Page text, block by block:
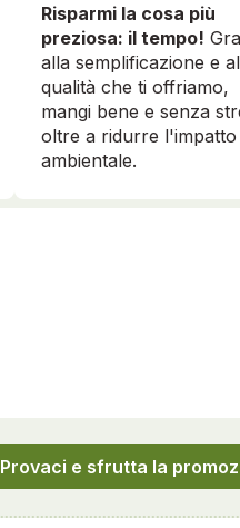
Risparmi la cosa più
preziosa: il tempo!
alla semplificazione e
qualità che ti offriamo,
mangi bene e senza
oltre a ridurre l'impatto
ambientale.
Provaci e sfrutta la